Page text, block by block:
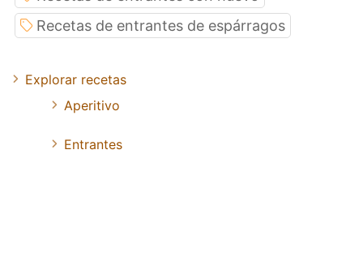
Recetas de entrantes de espárragos
Explorar recetas
Aperitivo
Entrantes